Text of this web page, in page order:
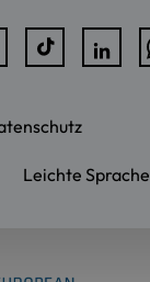
Leichte Sprache